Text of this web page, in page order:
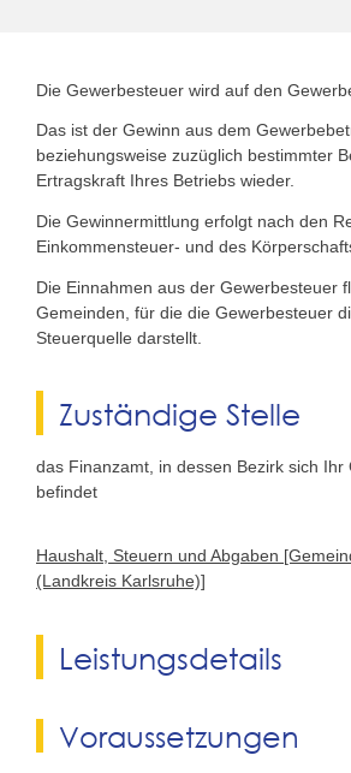
Die Gewerbesteuer wird auf den
Das ist der Gewinn aus dem
beziehungsweise zuzüglich bestimmter
Ertragskraft Ihres Betriebs wieder.
Die Gewinnermittlung erfolgt nach den
Einkommensteuer- und des
Die Einnahmen aus der Gewerbesteuer
Gemeinden, für die die Gewerbesteuer
Steuerquelle darstellt.
Zuständige Stelle
das Finanzamt, in dessen Bezirk sich Ihr
befindet
Haushalt, Steuern und Abgaben
(Landkreis Karlsruhe)]
Leistungsdetails
Voraussetzungen